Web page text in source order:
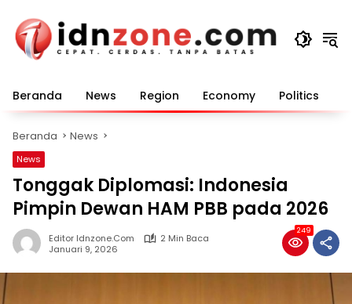
konten
Beranda News Region Economy Politics
Beranda News
News
Tonggak Diplomasi: Indonesia
Pimpin Dewan HAM PBB pada 2026
Editor Idnzone.com
2 Min Baca
Januari 9, 2026
249